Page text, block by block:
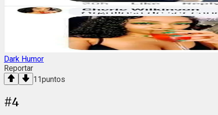
Dark Humor
Reportar
11puntos
#4